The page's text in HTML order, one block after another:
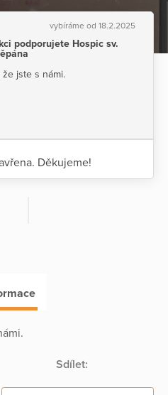
vybíráme od 18.2.2025
podporujete Hospic sv.
že jste s námi.
Děkujeme!
Sdílet: